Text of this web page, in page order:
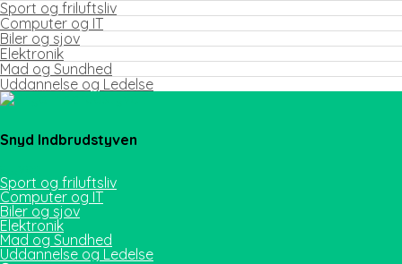
Sport og friluftsliv
Computer og IT
Biler og sjov
Elektronik
Mad og Sundhed
Uddannelse og Ledelse
Snyd Indbrudstyven
Sport og friluftsliv
Computer og IT
Biler og sjov
Elektronik
Mad og Sundhed
Uddannelse og Ledelse